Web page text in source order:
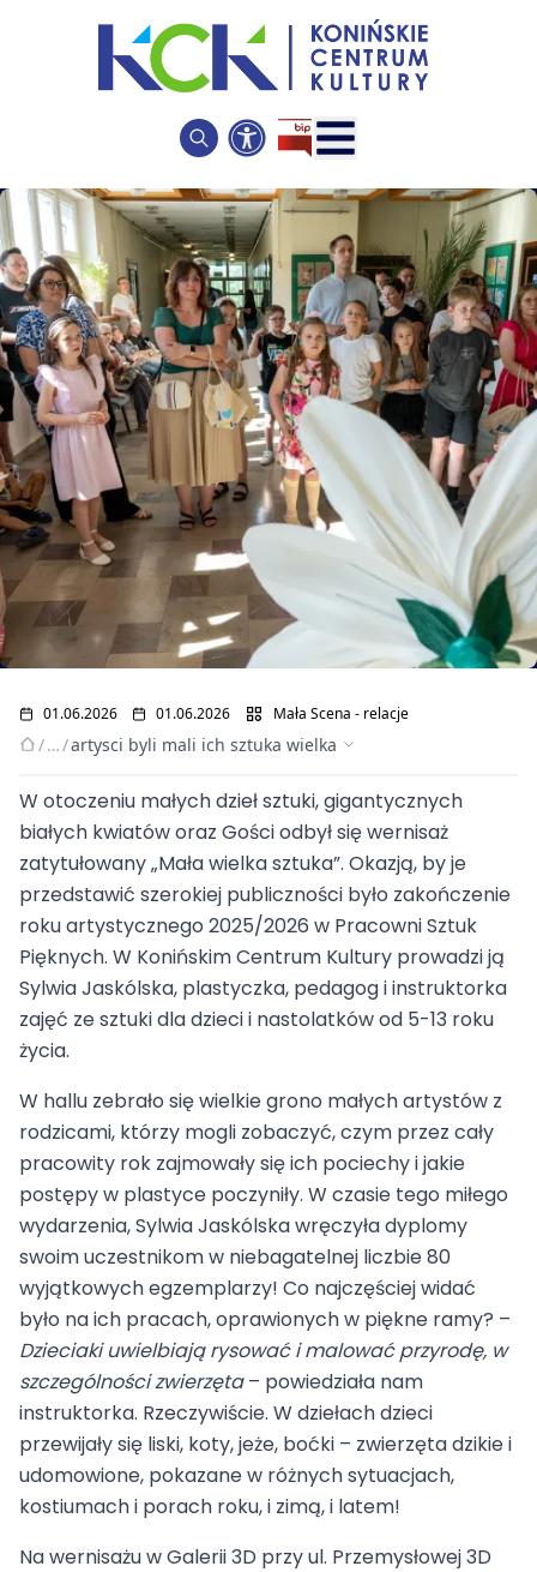
Artyści byli mali, ich
sztuka wielka
01.06.2026 01.06.2026 Mała Scena - relacje
/…/artysci byli mali ich sztuka wielka
W otoczeniu małych dzieł sztuki, gigantycznych
białych kwiatów oraz Gości odbył się wernisaż
zatytułowany „Mała wielka sztuka”. Okazją, by je
przedstawić szerokiej publiczności było zakończenie
roku artystycznego 2025/2026 w Pracowni Sztuk
Pięknych. W Konińskim Centrum Kultury prowadzi ją
Sylwia Jaskólska, plastyczka, pedagog i instruktorka
zajęć ze sztuki dla dzieci i nastolatków od 5-13 roku
życia.
W hallu zebrało się wielkie grono małych artystów z
rodzicami, którzy mogli zobaczyć, czym przez cały
pracowity rok zajmowały się ich pociechy i jakie
postępy w plastyce poczyniły. W czasie tego miłego
wydarzenia, Sylwia Jaskólska wręczyła dyplomy
swoim uczestnikom w niebagatelnej liczbie 80
wyjątkowych egzemplarzy! Co najczęściej widać
było na ich pracach, oprawionych w piękne ramy? –
Dzieciaki uwielbiają rysować i malować przyrodę, w
szczególności zwierzęta– powiedziała nam
instruktorka. Rzeczywiście. W dziełach dzieci
przewijały się liski, koty, jeże, boćki – zwierzęta dzikie i
udomowione, pokazane w różnych sytuacjach,
kostiumach i porach roku, i zimą, i latem!
Na wernisażu w Galerii 3D przy ul. Przemysłowej 3D